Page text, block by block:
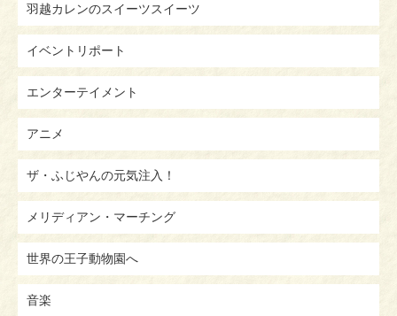
羽越カレンのスイーツスイーツ
イベントリポート
エンターテイメント
アニメ
ザ・ふじやんの元気注入！
メリディアン・マーチング
世界の王子動物園へ
音楽